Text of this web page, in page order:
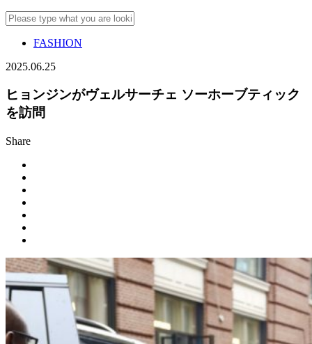
FASHION
2025.06.25
ヒョンジンがヴェルサーチェ ソーホーブティック
を訪問
Share